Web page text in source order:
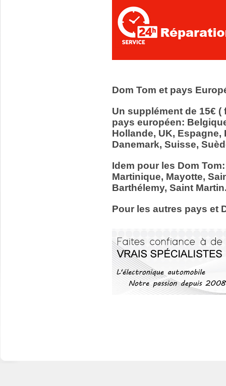
Dom Tom et pays
Un supplément de 15€
pays européen:
Hollande, UK,
Danemark, Suisse,
Idem pour les Dom
Martinique, Mayotte,
Barthélemy, Saint
Pour les autres pays et